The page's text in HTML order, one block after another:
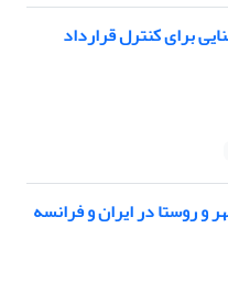
برای کنترل قرارداد
و روستا در ایران و فرانسه